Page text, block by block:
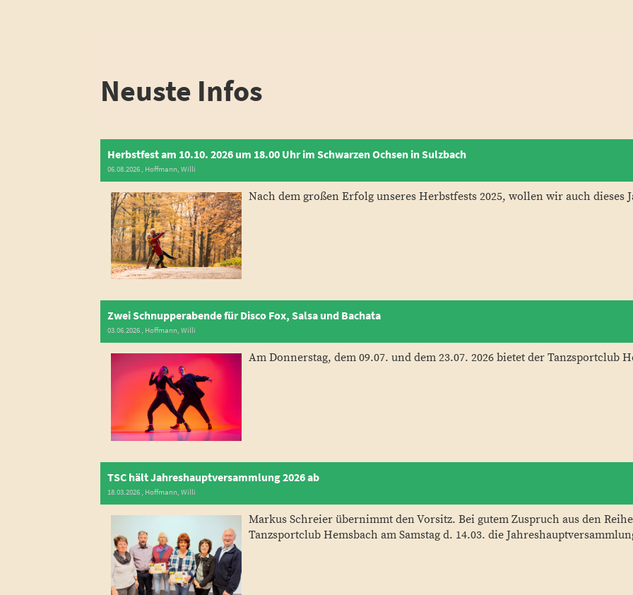
Neuste Infos
Herbstfest am 10.10. 2026 um 18.00 Uhr im Schwarzen Ochsen in Sulzbach
06.08.2026 , Hoffmann, Willi
Nach dem großen Erfolg unseres Herbstfests 2025, wollen wir auch dieses
Zwei Schnupperabende für Disco Fox, Salsa und Bachata
03.06.2026 , Hoffmann, Willi
Am Donnerstag, dem 09.07. und dem 23.07. 2026 bietet der Tanzsportclub
TSC hält Jahreshauptversammlung 2026 ab
18.03.2026 , Hoffmann, Willi
Markus Schreier übernimmt den Vorsitz. Bei gutem Zuspruch aus den
Tanzsportclub Hemsbach am Samstag d. 14.03. die